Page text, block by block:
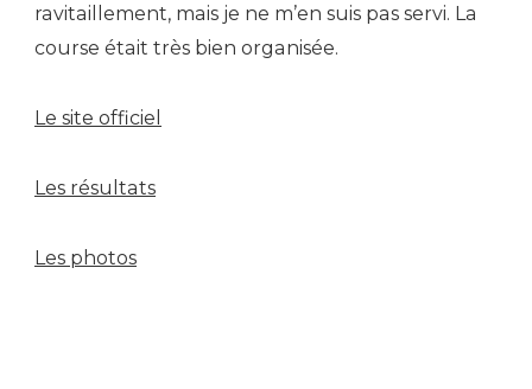
ravitaillement, mais je ne m’en suis pas servi. La
course était très bien organisée.
Le site officiel
Les résultats
Les photos